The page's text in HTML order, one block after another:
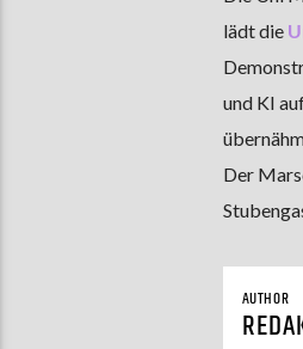
lädt die
und KI
Der
AUTHOR